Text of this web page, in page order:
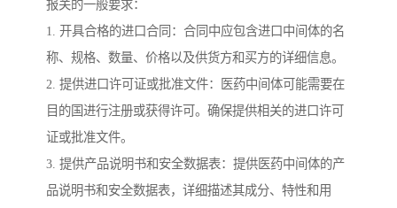
报关的一般要求：
1. 开具合格的进口合同：合同中应包含进口中间体的名
称、规格、数量、价格以及供货方和买方的详细信息。
2. 提供进口许可证或批准文件：医药中间体可能需要在
目的国进行注册或获得许可。确保提供相关的进口许可
证或批准文件。
3. 提供产品说明书和安全数据表：提供医药中间体的产
品说明书和安全数据表，详细描述其成分、特性和用